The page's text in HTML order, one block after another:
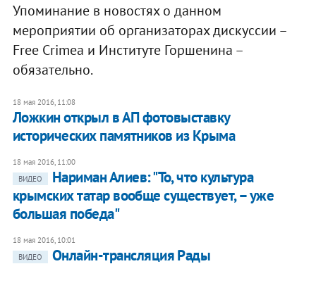
Упоминание в новостях о данном
мероприятии об организаторах дискуссии –
Free Crimea и Институте Горшенина –
обязательно.
18 мая 2016, 11:08
Ложкин открыл в АП фотовыставку
исторических памятников из Крыма
18 мая 2016, 11:00
ВИДЕО
Нариман Алиев: "То, что культура
крымских татар вообще существует, – уже
большая победа"
18 мая 2016, 10:01
ВИДЕО
Онлайн-трансляция Рады